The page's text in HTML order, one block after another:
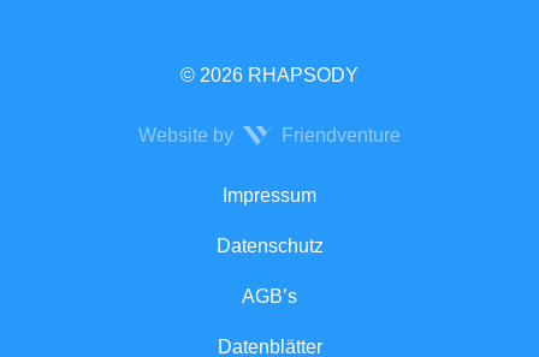
© 2026 RHAPSODY
Website by Friendventure
Impressum
Datenschutz
AGB’s
Datenblätter